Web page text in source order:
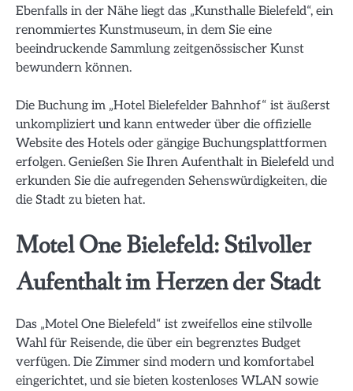
Ebenfalls in der Nähe liegt das „Kunsthalle Bielefeld“, ein
renommiertes Kunstmuseum, in dem Sie eine
beeindruckende Sammlung zeitgenössischer Kunst
bewundern können.
Die Buchung im „Hotel Bielefelder Bahnhof“ ist äußerst
unkompliziert und kann entweder über die offizielle
Website des Hotels oder gängige Buchungsplattformen
erfolgen. Genießen Sie Ihren Aufenthalt in Bielefeld und
erkunden Sie die aufregenden Sehenswürdigkeiten, die
die Stadt zu bieten hat.
Motel One Bielefeld: Stilvoller
Aufenthalt im Herzen der Stadt
Das „Motel One Bielefeld“ ist zweifellos eine stilvolle
Wahl für Reisende, die über ein begrenztes Budget
verfügen. Die Zimmer sind modern und komfortabel
eingerichtet, und sie bieten kostenloses WLAN sowie